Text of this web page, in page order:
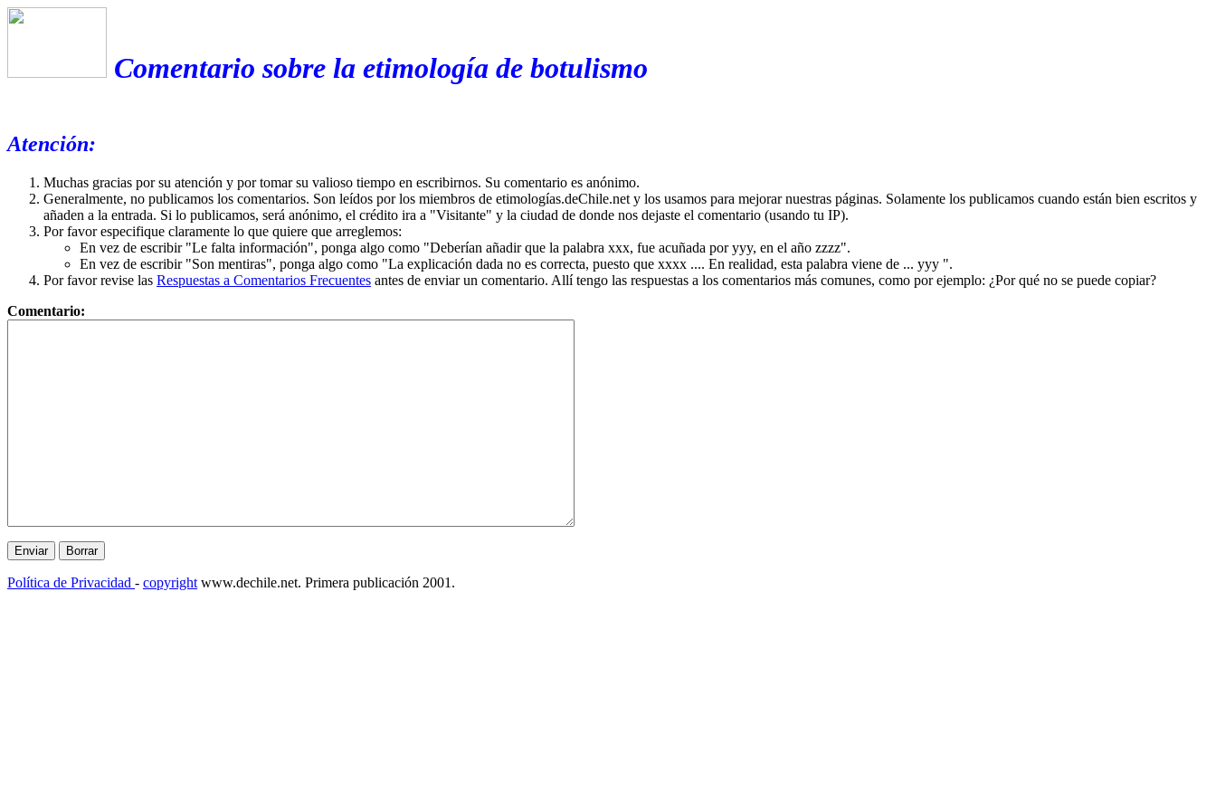
Comentario sobre la etimología de botulismo
Atención:
Muchas gracias por su atención y por tomar su valioso tiempo en escribirnos. Su comentario es anónimo.
Generalmente, no publicamos los comentarios. Son leídos por los miembros de etimologías.deChile.net y los usamos para mejorar nuestras páginas. Solamente los publicamos cuando están bien escritos y
añaden a la entrada. Si lo publicamos, será anónimo, el crédito ira a "Visitante" y la ciudad de donde nos dejaste el comentario (usando tu IP).
Por favor especifique claramente lo que quiere que arreglemos:
En vez de escribir "Le falta información", ponga algo como "Deberían añadir que la palabra xxx, fue acuñada por yyy, en el año zzzz".
En vez de escribir "Son mentiras", ponga algo como "La explicación dada no es correcta, puesto que xxxx .... En realidad, esta palabra viene de ... yyy ".
Por favor revise las Respuestas a Comentarios Frecuentes antes de enviar un comentario. Allí tengo las respuestas a los comentarios más comunes, como por ejemplo: ¿Por qué no se puede copiar?
Comentario:
Política de Privacidad - copyright www.dechile.net. Primera publicación 2001.